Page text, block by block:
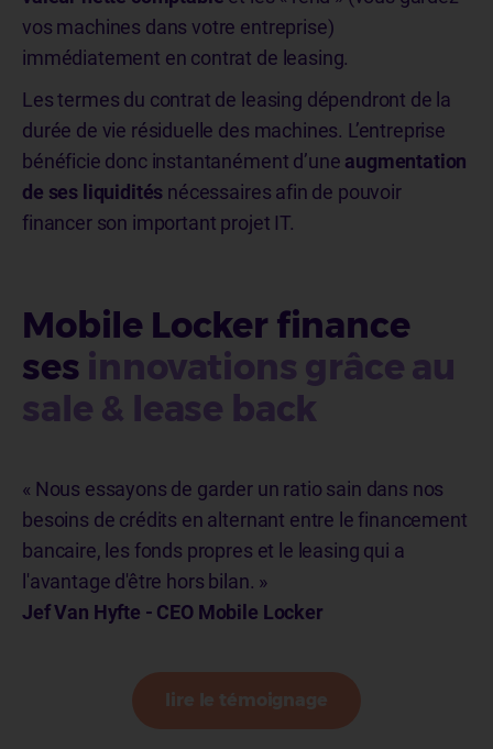
vos machines dans votre entreprise)
immédiatement en contrat de leasing.
Les termes du contrat de leasing dépendront de la
durée de vie résiduelle des machines. L’entreprise
bénéficie donc instantanément d’une augmentation
de ses liquidités nécessaires afin de pouvoir
financer son important projet IT.
Mobile Locker finance
ses innovations grâce au
sale & lease back
« Nous essayons de garder un ratio sain dans nos
besoins de crédits en alternant entre le financement
bancaire, les fonds propres et le leasing qui a
l'avantage d'être hors bilan. »
Jef Van Hyfte - CEO Mobile Locker
lire le témoignage